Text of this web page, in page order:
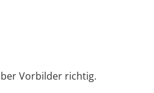
Vorbilder richtig.